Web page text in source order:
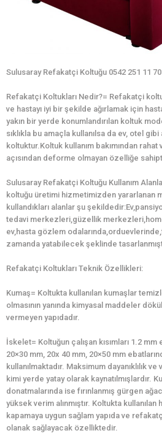
Sulusaray Refakatçi Koltuğu 0542 251 11 70
Refakatçi Koltukları Nedir?= Refakatçi
ve hastayı iyi bir şekilde ağırlamak için
yakın bir yerde konumlandırılan koltuk
sıklıkla bu amaçla kullanılsa da ev, otel
koltuktur.Koltuk kullanım bakımından
açısından deforme olmayan özelliğe
Sulusaray Refakatçi Koltuğu Kullanım
koltuğu üretimi hizmetimizden yararlanan
kullandıkları alanlar şu
tedavi merkezleri,güzellik
ev,hasta gözlem
zamanda yatabilecek şeklinde
Refakatçi Koltukları Teknik Özellikleri:
Kumaş= Koltukta kullanılan kumaşlar
olmasının yanında kimyasal maddeler
vermeyen yapıdadır.
İskelet= Koltuğun çalışan kısımları 1.2 mm
20×30 mm, 20x 40 mm, 20×50 mm
kullanılmaktadır. Maksimum dayanıklılık
kimi yerde yatay olarak kaynatılmışlardır.
donatmalarında ise fırınlanmış gürgen
yüksek verim alınmıştır. Koltukta
kapamaya uygun sağlam yapıda ve
olanak sağlayacak özelliktedir.